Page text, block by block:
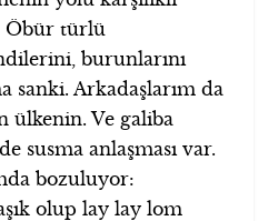
Öbür türlü
burunlarını
sanki. Arkadaşlarım da
ülkenin. Ve galiba
susma anlaşması var.
bozuluyor:
olup lay lay lom